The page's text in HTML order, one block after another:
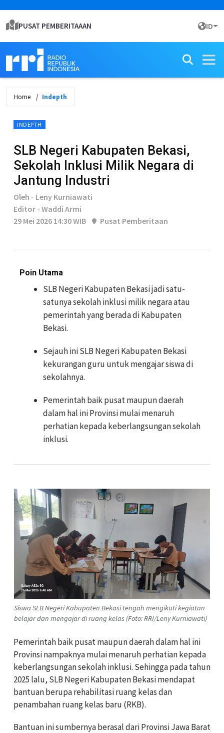
PUSAT PEMBERITAAAN ID
Home Indepth
INDEPTH
SLB Negeri Kabupaten Bekasi,
Sekolah Inklusi Milik Negara di
Jantung Industri
Oleh - Leny Kurniawati
Editor - Waddi Armi
29 Mei 2026 14:30 WIB
Pusat Pemberitaan
Poin Utama
SLB Negeri Kabupaten Bekasi jadi satu-
satunya sekolah inklusi milik negara atau
pemerintah yang berada di Kabupaten
Bekasi.
Sejauh ini SLB Negeri Kabupaten Bekasi
kekurangan guru untuk mengajar siswa di
sekolahnya.
Pemerintah baik pusat maupun daerah
dalam hal ini Provinsi mulai menaruh
perhatian kepada keberlangsungan sekolah
inklusi.
Siswa SLB Negeri Kabupaten Bekasi tengah mengikuti kegiatan
belajar dan mengajar di ruang kelas (Foto: RRI/Leny Kurniawati)
Pemerintah baik pusat maupun daerah dalam hal ini
Provinsi nampaknya mulai menaruh perhatian kepada
keberlangsungan sekolah inklusi. Sehingga pada tahun
2025 lalu, SLB Negeri Kabupaten Bekasi mendapat
bantuan berupa rehabilitasi ruang kelas dan
penambahan ruang kelas baru (RKB).
Bantuan ini sumbernya berasal dari Provinsi Jawa Barat